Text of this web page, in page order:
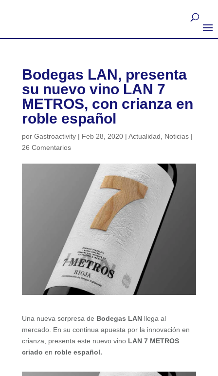
Bodegas LAN, presenta
su nuevo vino LAN 7
METROS, con crianza en
roble español
por Gastroactivity| Feb 28, 2020| Actualidad Noticias|
26 Comentarios
Una nueva sorpresa de Bodegas LANllega al
mercado. En su continua apuesta por la innovación en
crianza, presenta este nuevo vinoLAN 7 METROS
criado en roble español.